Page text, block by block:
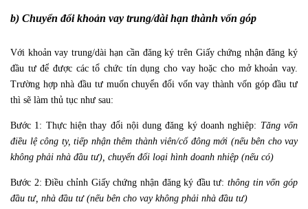
b) Chuyển đổi khoản vay trung/dài hạn thành vốn góp
Với khoản vay trung/dài hạn cần đăng ký trên Giấy chứng nhận đăng ký
đầu tư để được các tổ chức tín dụng cho vay hoặc cho mở khoản vay.
Trường hợp nhà đầu tư muốn chuyển đổi vốn vay thành vốn góp đầu tư
thì sẽ làm thủ tục như sau:
Bước 1: Thực hiện thay đổi nội dung đăng ký doanh nghiệp: Tăng vốn
điều lệ công ty, tiếp nhận thêm thành viên/cổ đông mới (nếu bên cho vay
không phải nhà đầu tư), chuyển đổi loại hình doanh nhiệp (nếu có)
Bước 2: Điều chỉnh Giấy chứng nhận đăng ký đầu tư:thông tin vốn góp
đầu tư, nhà đầu tư (nếu bên cho vay không phải nhà đầu tư)